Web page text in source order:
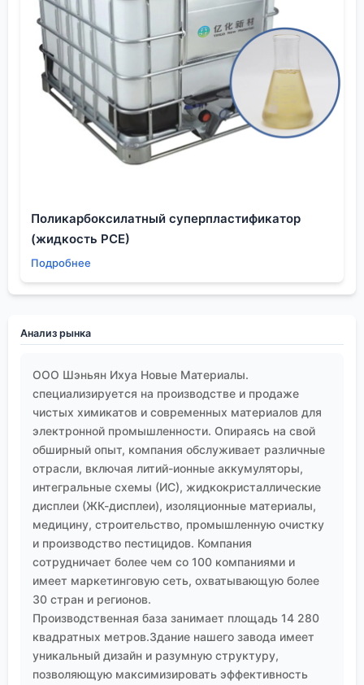
Поликарбоксилатный суперпластификатор
(жидкость PCE)
Подробнее
Анализ рынка
ООО Шэньян Ихуа Новые Материалы.
специализируется на производстве и продаже
чистых химикатов и современных материалов для
электронной промышленности. Опираясь на свой
обширный опыт, компания обслуживает различные
отрасли, включая литий-ионные аккумуляторы,
интегральные схемы (ИС), жидкокристаллические
дисплеи (ЖК-дисплеи), изоляционные материалы,
медицину, строительство, промышленную очистку
и производство пестицидов. Компания
сотрудничает более чем со 100 компаниями и
имеет маркетинговую сеть, охватывающую более
30 стран и регионов.
Производственная база занимает площадь 14 280
квадратных метров.Здание нашего завода имеет
уникальный дизайн и разумную структуру,
позволяющую максимизировать эффективность